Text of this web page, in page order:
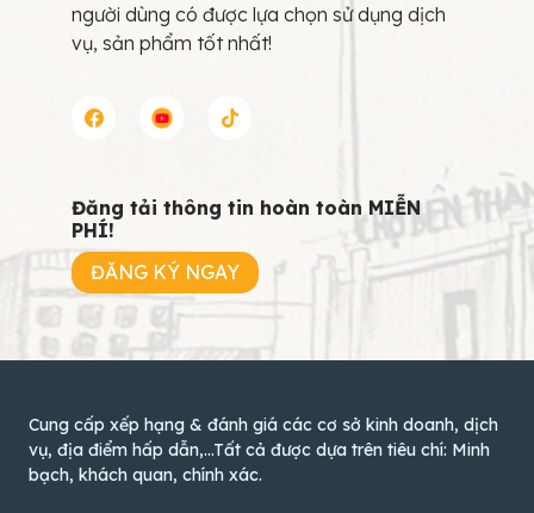
người dùng có được lựa chọn sử dụng dịch
vụ, sản phẩm tốt nhất!
Đăng tải thông tin hoàn toàn MIỄN
PHÍ!
ĐĂNG KÝ NGAY
Cung cấp xếp hạng & đánh giá các cơ sở kinh doanh, dịch
vụ, địa điểm hấp dẫn,...Tất cả được dựa trên tiêu chí: Minh
bạch, khách quan, chính xác.